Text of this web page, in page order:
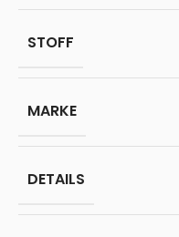
STOFF
MARKE
DETAILS